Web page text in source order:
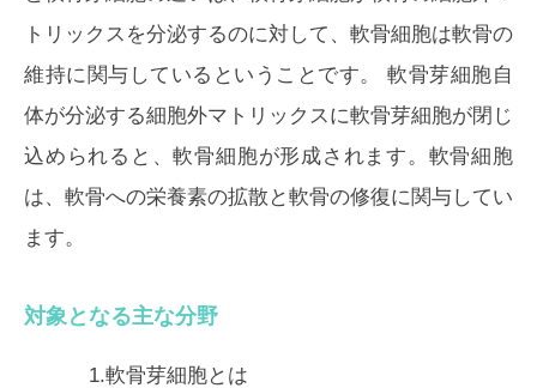
トリックスを分泌するのに対して、軟骨細胞は軟骨の
維持に関与しているということです。
軟骨芽細胞自
体が分泌する細胞外マトリックスに軟骨芽細胞が閉じ
込められると、軟骨細胞が形成されます。軟骨細胞
は、軟骨への栄養素の拡散と軟骨の修復に関与してい
ます。
対象となる主な分野
1.軟骨芽細胞とは